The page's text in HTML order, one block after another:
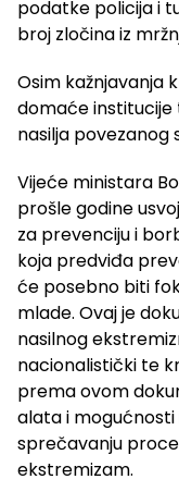
podatke policija i
broj zločina iz
Osim kažnjavanja
domaće
nasilja povezanog
Vijeće ministara
prošle godine
za prevenciju i
koja predviđa
će posebno biti
mlade. Ovaj je
nasilnog
nacionalistički te
prema ovom
alata i
sprečavanju
ekstremizam.